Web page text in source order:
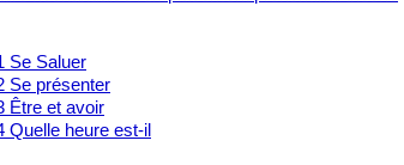
Se Saluer
Se présenter
Être et avoir
Quelle heure est-il